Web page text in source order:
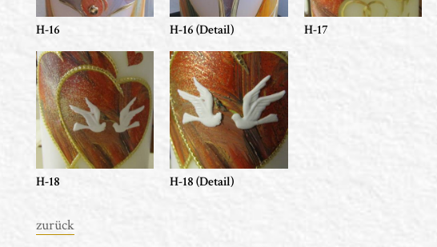
H-16 H-16 (Detail) H-17
H-18 H-18 (Detail)
zurück